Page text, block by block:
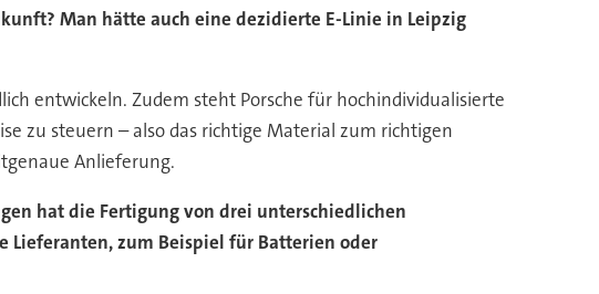
Man hätte auch eine dezidierte E-Linie in Leipzig
entwickeln. Zudem steht Porsche für hochindividualisierte
zu steuern – also das richtige Material zum richtigen
Anlieferung.
hat die Fertigung von drei unterschiedlichen
Lieferanten, zum Beispiel für Batterien oder